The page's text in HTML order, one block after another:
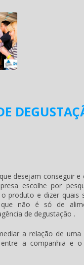
desejam conseguir e
escolhe por
produto e dizer quais
que não é só de
de degustação .
a relação de
a companhia e o